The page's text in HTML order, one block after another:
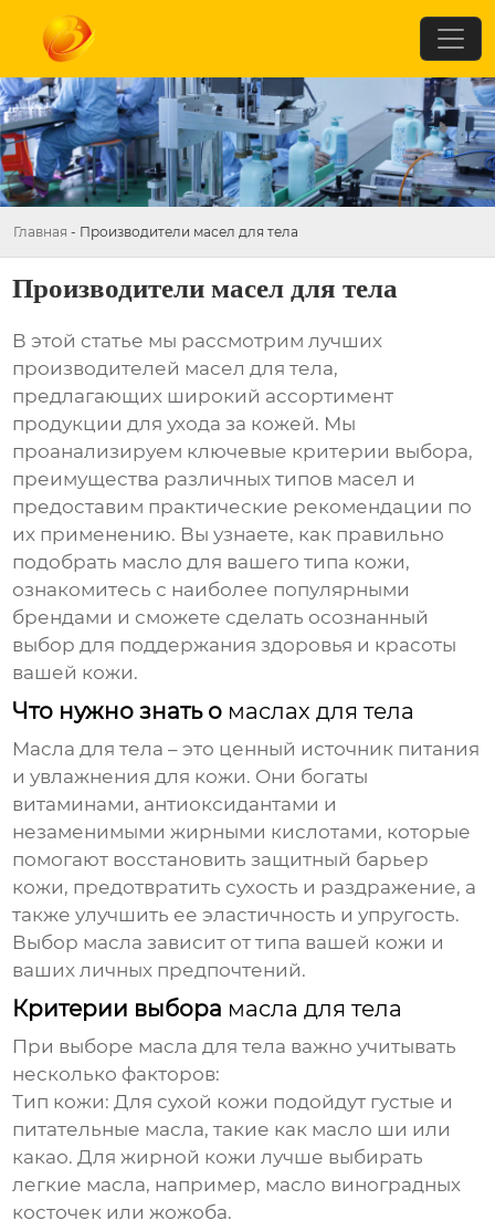
Главная - Производители масел для тела
Производители масел для тела
В этой статье мы рассмотрим лучших
производителей масел для тела,
предлагающих широкий ассортимент
продукции для ухода за кожей. Мы
проанализируем ключевые критерии выбора,
преимущества различных типов масел и
предоставим практические рекомендации по
их применению. Вы узнаете, как правильно
подобрать масло для вашего типа кожи,
ознакомитесь с наиболее популярными
брендами и сможете сделать осознанный
выбор для поддержания здоровья и красоты
вашей кожи.
Что нужно знать о маслах для тела
Масла для тела – это ценный источник питания
и увлажнения для кожи. Они богаты
витаминами, антиоксидантами и
незаменимыми жирными кислотами, которые
помогают восстановить защитный барьер
кожи, предотвратить сухость и раздражение, а
также улучшить ее эластичность и упругость.
Выбор масла зависит от типа вашей кожи и
ваших личных предпочтений.
Критерии выбора масла для тела
При выборе масла для тела важно учитывать
несколько факторов:
Тип кожи: Для сухой кожи подойдут густые и
питательные масла, такие как масло ши или
какао. Для жирной кожи лучше выбирать
легкие масла, например, масло виноградных
косточек или жожоба.